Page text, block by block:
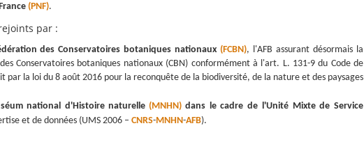
(PNF).
par :
des Conservatoires botaniques nationaux (FCBN), l'AFB assurant désormais la
Conservatoires botaniques nationaux (CBN) conformément à l'art. L. 131-9 du Code de
par la loi du 8 août 2016 pour la reconquête de la biodiversité, de la nature et des paysages
national d'Histoire naturelle (MNHN) dans le cadre de l'Unité Mixte de Service
et de données (UMS 2006 – CNRS-MNHN-AFB).